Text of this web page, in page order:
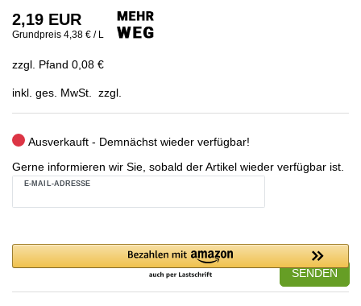
2,19 EUR
Grundpreis 4,38 € / L
zzgl. Pfand 0,08 €
inkl. ges. MwSt. zzgl.
Ausverkauft - Demnächst wieder verfügbar!
Gerne informieren wir Sie, sobald der Artikel wieder verfügbar ist.
E-MAIL-ADRESSE
SENDEN